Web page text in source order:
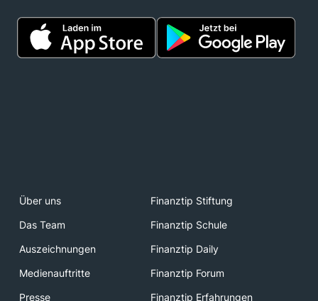
Über uns
Finanztip Stiftung
Das Team
Finanztip Schule
Auszeichnungen
Finanztip Daily
Medienauftritte
Finanztip Forum
Presse
Finanztip Erfahrungen